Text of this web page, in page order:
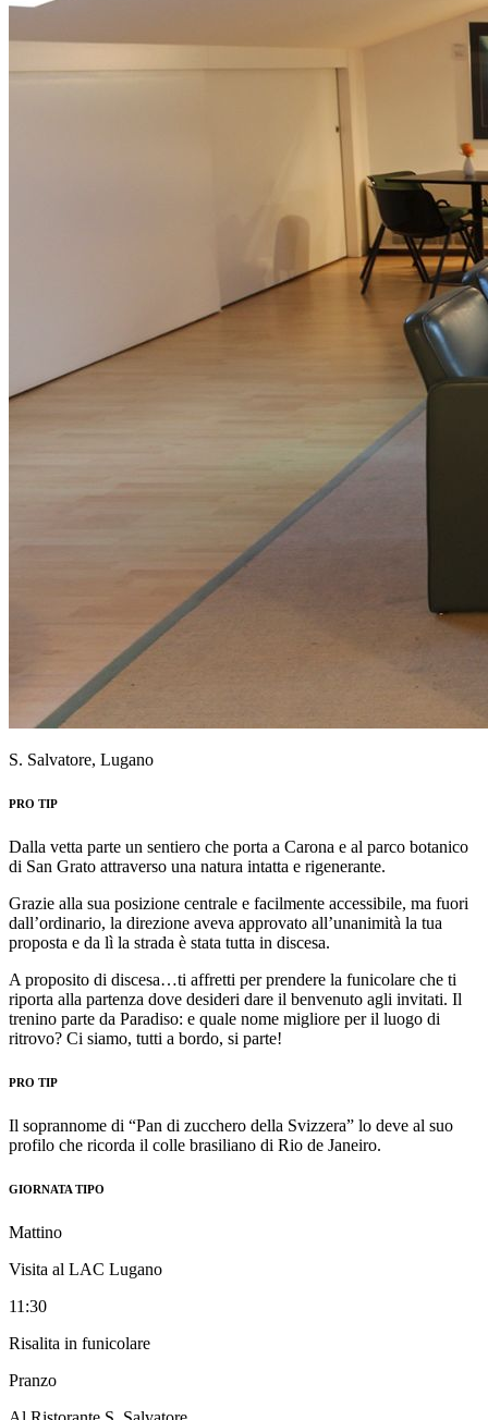
S. Salvatore, Lugano
PRO TIP
Dalla vetta parte un sentiero che porta a Carona e al parco botanico
di San Grato attraverso una natura intatta e rigenerante.
Grazie alla sua posizione centrale e facilmente accessibile, ma fuori
dall’ordinario, la direzione aveva approvato all’unanimità la tua
proposta e da lì la strada è stata tutta in discesa.
A proposito di discesa…ti affretti per prendere la funicolare che ti
riporta alla partenza dove desideri dare il benvenuto agli invitati. Il
trenino parte da Paradiso: e quale nome migliore per il luogo di
ritrovo? Ci siamo, tutti a bordo, si parte!
PRO TIP
Il soprannome di “Pan di zucchero della Svizzera” lo deve al suo
profilo che ricorda il colle brasiliano di Rio de Janeiro.
GIORNATA TIPO
Mattino
Visita al LAC Lugano
11:30
Risalita in funicolare
Pranzo